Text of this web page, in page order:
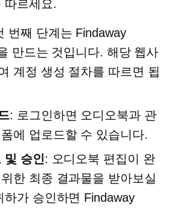
따르세요.
번째 단계는 Findaway
만드는 것입니다. 해당 웹사
계정 생성 절차를 따르면 됩
: 로그인하면 오디오북과 관
에 업로드할 수 있습니다.
및 승인: 오디오북 편집이 완
한 최종 결과물을 받아보실
하가 승인하면 Findaway